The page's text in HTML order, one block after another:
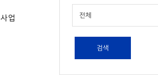
업 전체
검색